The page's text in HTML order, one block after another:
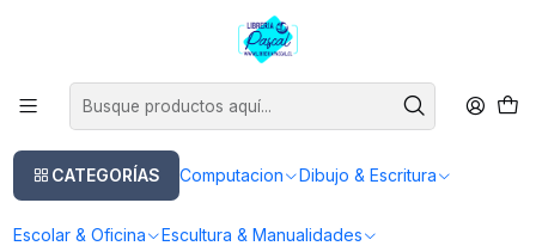
CATEGORÍAS Computacion Dibujo & Escritura
Escolar & Oficina Escultura & Manualidades
Este es el texto del slide
Set 6 Tiralíneas Pigma Micron Sakura Grises Frios